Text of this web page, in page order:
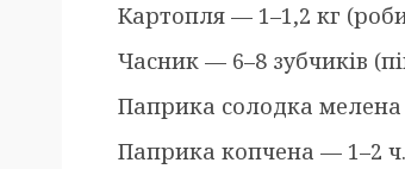
Картопля — 1–1,2 кг
Часник — 6–8 зубчиків
Паприка солодка мелена
Паприка копчена — 1–2